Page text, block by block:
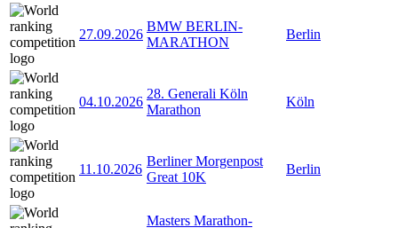
27.09.2026
BMW BERLIN-
MARATHON
Berlin
04.10.2026
28. Generali Köln
Marathon
Köln
11.10.2026
Berliner Morgenpost
Great 10K
Berlin
Masters Marathon-